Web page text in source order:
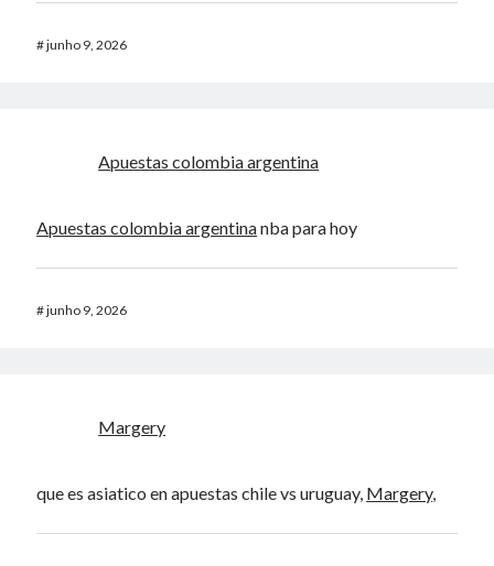
#junho 9, 2026
Apuestas colombia argentina
Apuestas colombia argentinanba para hoy
#junho 9, 2026
Margery
que es asiatico en apuestas chile vs uruguay, Margery,